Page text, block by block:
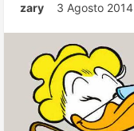
zary 3 Agosto 2014